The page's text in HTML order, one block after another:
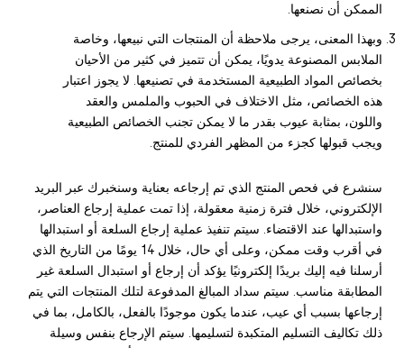
الممكن أن نصنعها.
وبهذا المعنى، يرجى ملاحظة أن المنتجات التي نبيعها، وخاصة
الملابس المصنوعة يدويًا، يمكن أن تتميز في كثير من الأحيان
بخصائص المواد الطبيعية المستخدمة في تصنيعها. لا يجوز اعتبار
هذه الخصائص، مثل الاختلاف في الحبوب والملمس والعقد
واللون، بمثابة عيوب بقدر ما لا يمكن تجنب الخصائص الطبيعية
ويجب قبولها كجزء من المظهر الفردي للمنتج.
سنشرع في فحص المنتج الذي تم إرجاعه بعناية وسنخبرك عبر البريد
الإلكتروني، خلال فترة زمنية معقولة، إذا تمت عملية إرجاع العناصر،
واستبدالها عند الاقتضاء. سيتم تنفيذ عملية إرجاع السلعة أو استبدالها
في أقرب وقت ممكن، وعلى أي حال، خلال 14 يومًا من التاريخ الذي
أرسلنا فيه إليك بريدًا إلكترونيًا يؤكد أن إرجاع أو استبدال السلعة غير
المطابقة مناسب. سيتم سداد المبالغ المدفوعة لتلك المنتجات التي يتم
إرجاعها بسبب أي عيب، عندما يكون موجودًا بالفعل، بالكامل، بما في
ذلك تكاليف التسليم المتكبدة لتسليمها. سيتم الإرجاع بنفس وسيلة